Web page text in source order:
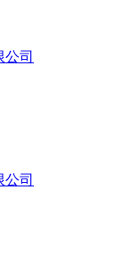
司
司